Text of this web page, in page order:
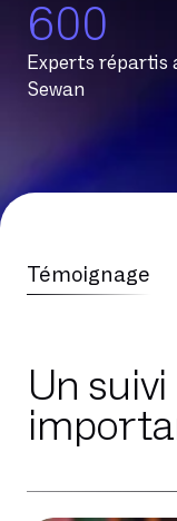
600
Experts répartis
Sewan
Témoignage
Un